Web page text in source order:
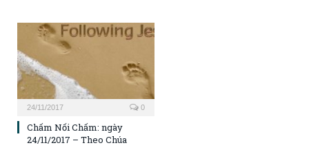
24/11/2017 0
Chấm Nối Chấm: ngày
24/11/2017 – Theo Chúa